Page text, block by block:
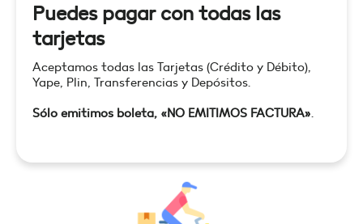
Puedes pagar con todas las
tarjetas
Aceptamos todas las Tarjetas (Crédito y Débito),
Yape, Plin, Transferencias y Depósitos.
Sólo emitimos boleta, «NO EMITIMOS FACTURA».